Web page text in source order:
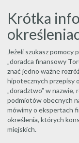
Krótka
Jeżeli szukasz pomocy
„doradca finansowy
znać jedno ważne
hipotecznych przepisy
„doradztwo” w nazwie,
podmiotów obecnych
mówimy o ekspertach
określenia, których
miejskich.